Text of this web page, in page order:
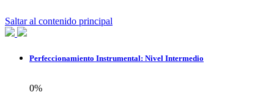
Saltar al contenido principal
Perfeccionamiento Instrumental: Nivel Intermedio
0%